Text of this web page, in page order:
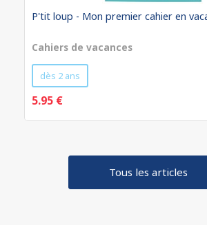
P'tit loup - Mon premier cahier en
Cahiers de vacances
dès 2 ans
5.95 €
Tous les articles